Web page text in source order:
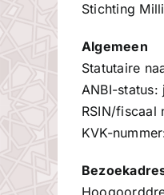
Stichting
Algemeen
Statutaire
ANBI-status:
RSIN/fiscaal
KVK-